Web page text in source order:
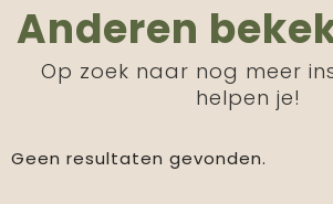
Anderen
Op zoek naar nog meer
helpen je!
Geen resultaten gevonden.